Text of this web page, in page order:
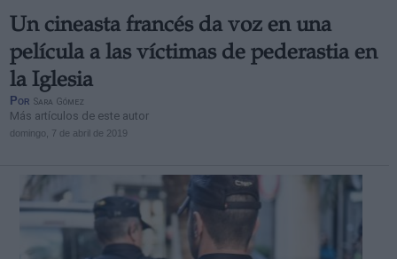
Un cineasta francés da voz en una
película a las víctimas de pederastia en
la Iglesia
Por Sara Gómez
Más artículos de este autor
domingo, 7 de abril de 2019